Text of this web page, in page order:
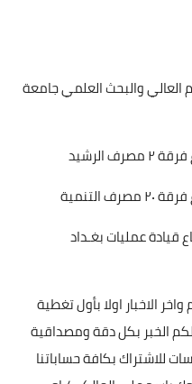
والبحث العلمي جامعة
الرشيد
قيادة عمليات بغـداد
الاخبار اولا بأول تغطية
الخبر بكل دقة ومصداقية
للاشتراك بكافة حساباتنا